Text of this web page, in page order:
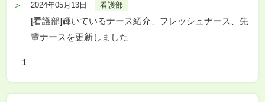
2024年05月13日 看護部
[看護部]輝いているナース紹介、フレッシュナース、先
輩ナースを更新しました
1